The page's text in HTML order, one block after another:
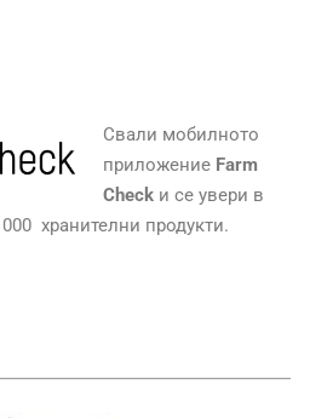
Свали мобилното
приложение Farm
Checkи се увери в
хранителни продукти.